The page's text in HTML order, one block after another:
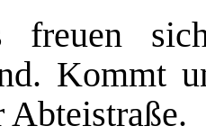
freuen
Kommt
Abteistraße.